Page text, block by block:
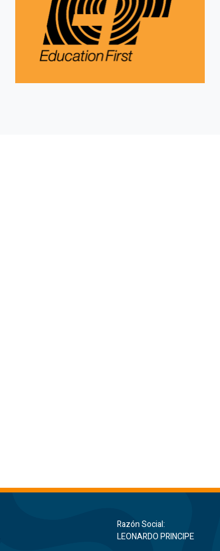
Razón Social:
LEONARDO PRINCIPE